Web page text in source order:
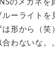
ーライトを
形から（笑）
わないな。